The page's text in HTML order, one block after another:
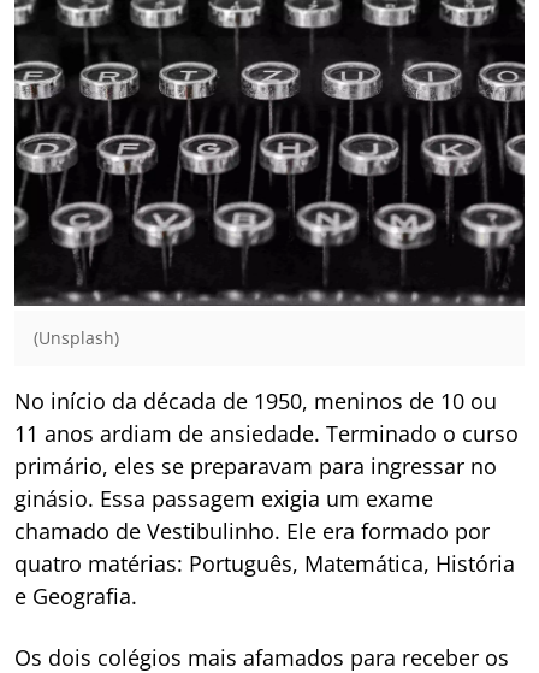
(Unsplash)
No início da década de 1950, meninos de 10 ou
11 anos ardiam de ansiedade. Terminado o curso
primário, eles se preparavam para ingressar no
ginásio. Essa passagem exigia um exame
chamado de Vestibulinho. Ele era formado por
quatro matérias: Português, Matemática, História
e Geografia.
Os dois colégios mais afamados para receber os